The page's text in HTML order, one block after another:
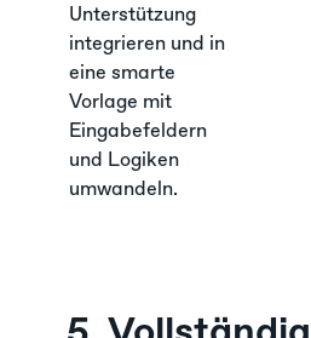
Unterstützung
integrieren und in
eine smarte
Vorlage mit
Eingabefeldern
und Logiken
umwandeln.